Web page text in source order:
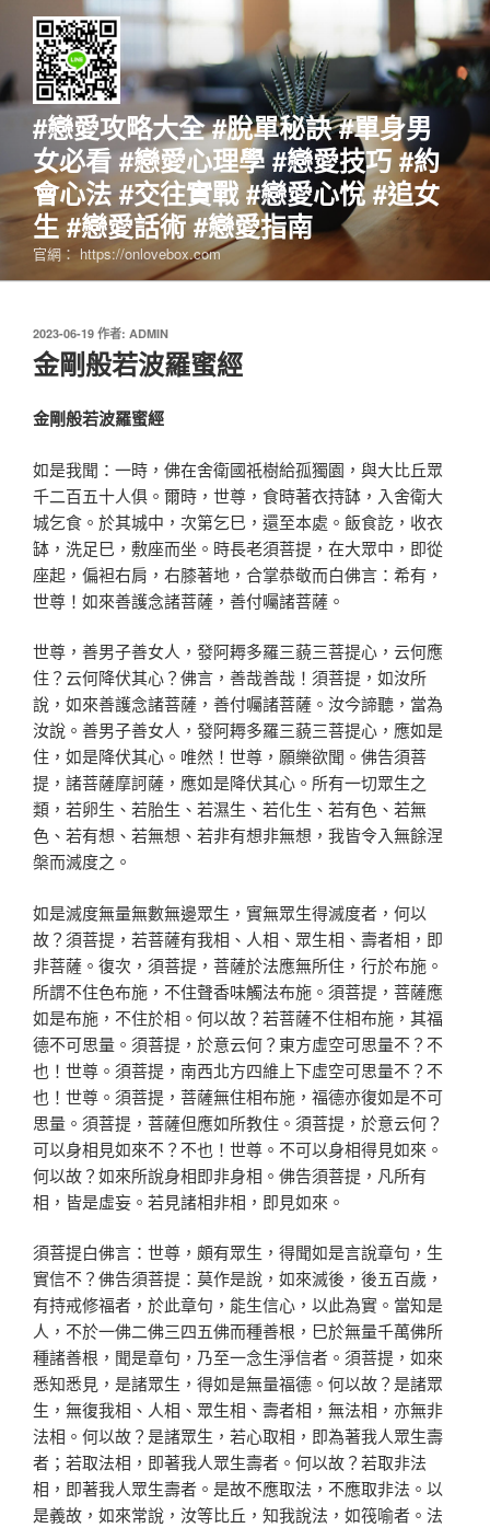
要
#戀愛攻略大全 #脫單秘訣 #單身男
女必看 #戀愛心理學 #戀愛技巧 #約
會心法 #交往實戰 #戀愛心悅 #追女
生 #戀愛話術 #戀愛指南
官網： https://onlovebox.com
發
佈
於
2023-06-19 作者: ADMIN
金剛般若波羅蜜經
金剛般若波羅蜜經
如是我聞：一時，佛在舍衛國祇樹給孤獨園，與大比丘眾
千二百五十人俱。爾時，世尊，食時著衣持缽，入舍衛大
城乞食。於其城中，次第乞巳，還至本處。飯食訖，收衣
缽，洗足巳，敷座而坐。時長老須菩提，在大眾中，即從
座起，偏袒右肩，右膝著地，合掌恭敬而白佛言：希有，
世尊！如來善護念諸菩薩，善付囑諸菩薩。
世尊，善男子善女人，發阿耨多羅三藐三菩提心，云何應
住？云何降伏其心？佛言，善哉善哉！須菩提，如汝所
說，如來善護念諸菩薩，善付囑諸菩薩。汝今諦聽，當為
汝說。善男子善女人，發阿耨多羅三藐三菩提心，應如是
住，如是降伏其心。唯然！世尊，願樂欲聞。佛告須菩
提，諸菩薩摩訶薩，應如是降伏其心。所有一切眾生之
類，若卵生、若胎生、若濕生、若化生、若有色、若無
色、若有想、若無想、若非有想非無想，我皆令入無餘涅
槃而滅度之。
如是滅度無量無數無邊眾生，實無眾生得滅度者，何以
故？須菩提，若菩薩有我相、人相、眾生相、壽者相，即
非菩薩。復次，須菩提，菩薩於法應無所住，行於布施。
所謂不住色布施，不住聲香味觸法布施。須菩提，菩薩應
如是布施，不住於相。何以故？若菩薩不住相布施，其福
德不可思量。須菩提，於意云何？東方虛空可思量不？不
也！世尊。須菩提，南西北方四維上下虛空可思量不？不
也！世尊。須菩提，菩薩無住相布施，福德亦復如是不可
思量。須菩提，菩薩但應如所教住。須菩提，於意云何？
可以身相見如來不？不也！世尊。不可以身相得見如來。
何以故？如來所說身相即非身相。佛告須菩提，凡所有
相，皆是虛妄。若見諸相非相，即見如來。
須菩提白佛言：世尊，頗有眾生，得聞如是言說章句，生
實信不？佛告須菩提：莫作是說，如來滅後，後五百歲，
有持戒修福者，於此章句，能生信心，以此為實。當知是
人，不於一佛二佛三四五佛而種善根，巳於無量千萬佛所
種諸善根，聞是章句，乃至一念生淨信者。須菩提，如來
悉知悉見，是諸眾生，得如是無量福德。何以故？是諸眾
生，無復我相、人相、眾生相、壽者相，無法相，亦無非
法相。何以故？是諸眾生，若心取相，即為著我人眾生壽
者；若取法相，即著我人眾生壽者。何以故？若取非法
相，即著我人眾生壽者。是故不應取法，不應取非法。以
是義故，如來常說，汝等比丘，知我說法，如筏喻者。法